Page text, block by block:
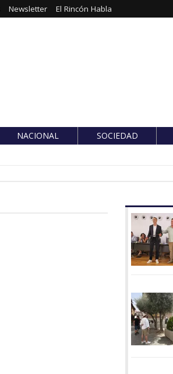
Newsletter El Rincón Habla
NACIONAL SOCIEDAD